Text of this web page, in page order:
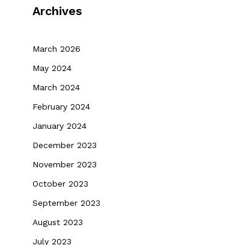
Archives
March 2026
May 2024
March 2024
February 2024
January 2024
December 2023
November 2023
October 2023
September 2023
August 2023
July 2023